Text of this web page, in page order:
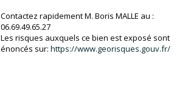
Contactez rapidement M. Boris MALLE au :
06.69.49.65.27
Les risques auxquels ce bien est exposé sont
énoncés sur: https://www.georisques.gouv.fr/